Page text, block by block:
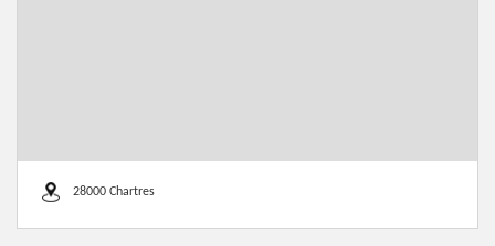
28000 Chartres